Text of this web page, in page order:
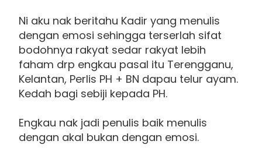
Ni aku nak beritahu Kadir yang menulis
dengan emosi sehingga terserlah sifat
bodohnya rakyat sedar rakyat lebih
faham drp engkau pasal itu Terengganu,
Kelantan, Perlis PH + BN dapau telur ayam.
Kedah bagi sebiji kepada PH.
Engkau nak jadi penulis baik menulis
dengan akal bukan dengan emosi.